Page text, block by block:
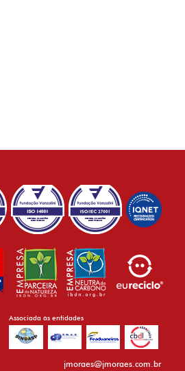
Associada às entidades
jmoraes@jmoraes.com.br